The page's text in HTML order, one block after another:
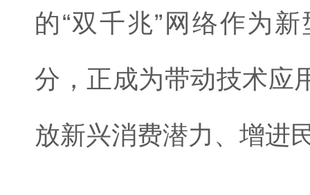
的“双千兆”网络作为
分，正成为带动技术应
放新兴消费潜力、增进